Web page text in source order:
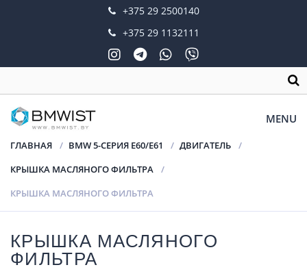
+375 29 2500140
+375 29 1132111
MENU
ГЛАВНАЯ BMW 5-СЕРИЯ E60/E61
ДВИГАТЕЛЬ
КРЫШКА МАСЛЯНОГО ФИЛЬТРА
КРЫШКА МАСЛЯНОГО ФИЛЬТРА
КРЫШКА МАСЛЯНОГО
ФИЛЬТРА